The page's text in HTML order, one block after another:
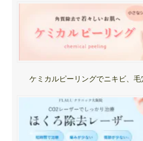
ケミカルピーリングでニキビ、